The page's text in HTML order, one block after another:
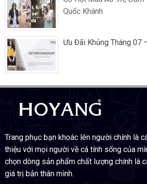
Quốc Khánh
Ưu Đãi Khủng Tháng 07
Trang phục bạn khoác lên người chính là
thiệu với mọi người về cá tính sống của
chọn dòng sản phẩm chất lượng chính là
giá trị bản thân mình.